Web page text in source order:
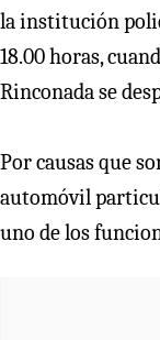
la institución
18.00 horas,
Rinconada se
Por causas que
automóvil
uno de los